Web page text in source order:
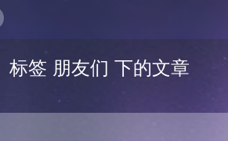
标签 朋友们 下的文章